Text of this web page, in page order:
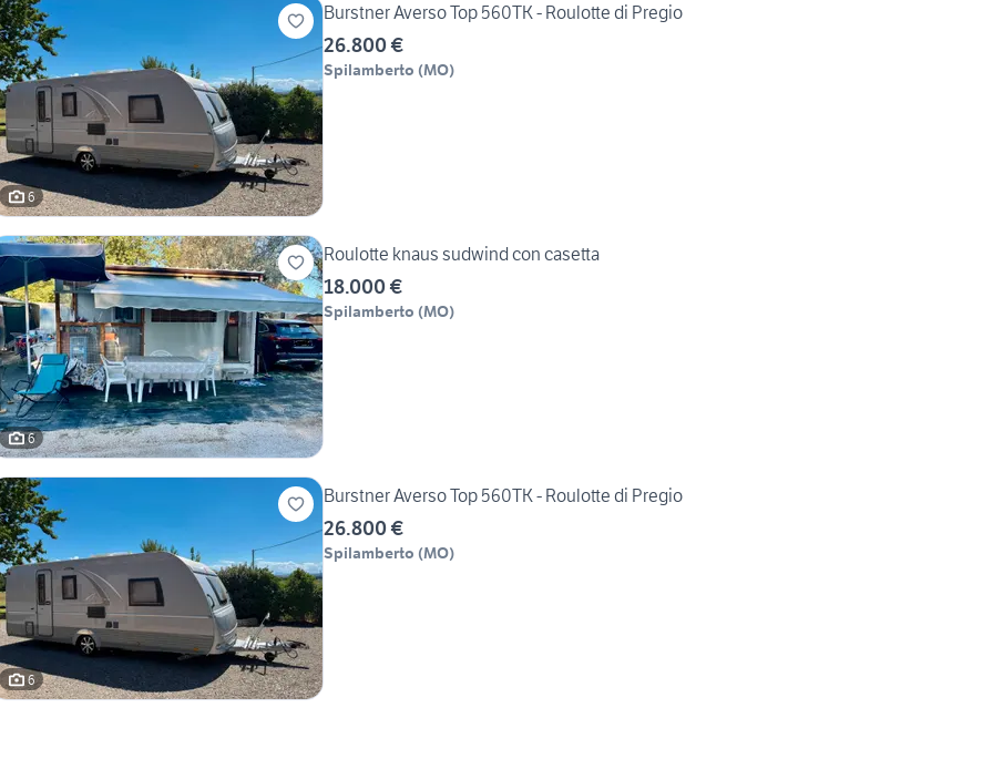
6
Burstner Averso Top 560TK - Roulotte di Pregio
26.800 €
Spilamberto (MO)
6
Roulotte knaus sudwind con casetta
18.000 €
Spilamberto (MO)
6
Burstner Averso Top 560TK - Roulotte di Pregio
26.800 €
Spilamberto (MO)